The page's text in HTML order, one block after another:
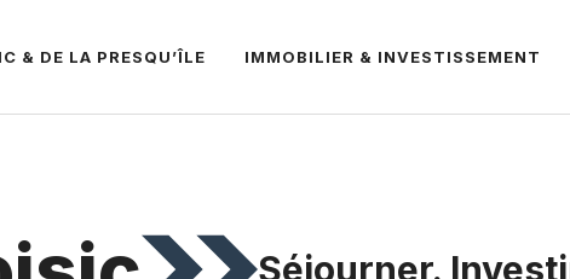
& DE LA PRESQU’ÎLE IMMOBILIER & INVESTISSEMENT
Séjourner.